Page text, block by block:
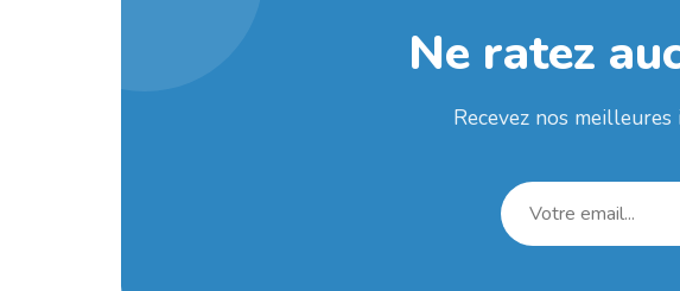
Ne ratez
Recevez nos